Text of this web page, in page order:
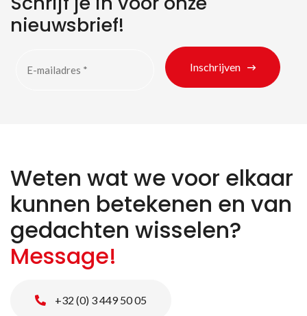
nieuwsbrief!
Inschrijven
Weten wat we voor elkaar
kunnen betekenen en van
gedachten wisselen?
Message!
+32 (0) 3 449 50 05